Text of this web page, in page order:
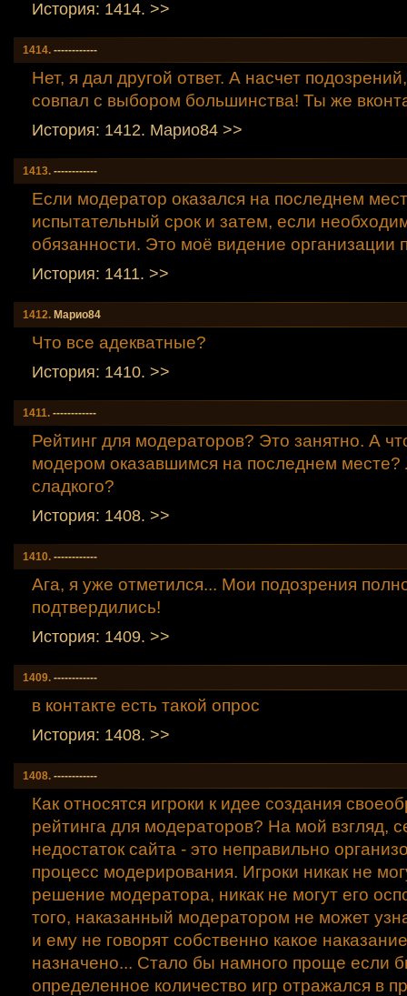
История: 1414. >>
1414. ------------
Нет, я дал другой ответ. А насчет
совпал с выбором большинства! Ты же
История: 1412. Марио84 >>
1413. ------------
Если модератор оказался на последнем
испытательный срок и затем, если
обязанности. Это моё видение организации
История: 1411. >>
1412. Марио84
Что все адекватные?
История: 1410. >>
1411. ------------
Рейтинг для модераторов? Это занятно. А
модером оказавшимся на последнем месте?
сладкого?
История: 1408. >>
1410. ------------
Ага, я уже отметился... Мои подозрения
подтвердились!
История: 1409. >>
1409. ------------
в контакте есть такой опрос
История: 1408. >>
1408. ------------
Как относятся игроки к идее создания
рейтинга для модераторов? На мой взгляд,
недостаток сайта - это неправильно
процесс модерирования. Игроки никак не
решение модератора, никак не могут его
того, наказанный модератором не может
и ему не говорят собственно какое
назначено... Стало бы намного проще если
определенное количество игр отражался в